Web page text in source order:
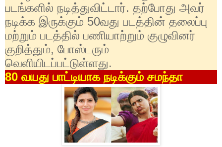
படங்களில் நடித்துவிட்டார். தற்போது அவர்
நடிக்க இருக்கும் 50வது படத்தின் தலைப்பு
மற்றும் படத்தில் பணியாற்றும் குழுவினர்
குறித்தும், போஸ்டரும்
வெளியிடப்பட்டுள்ளது.
80 வயது பாட்டியாக நடிக்கும் சமந்தா